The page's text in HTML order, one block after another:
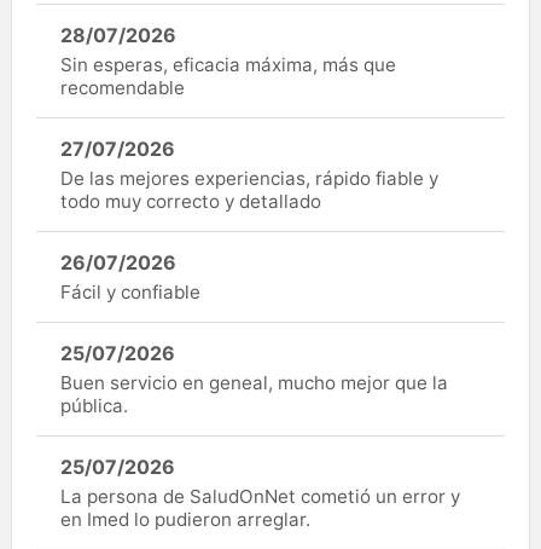
28/07/2026
Sin esperas, eficacia máxima, más que
recomendable
27/07/2026
De las mejores experiencias, rápido fiable y
todo muy correcto y detallado
26/07/2026
Fácil y confiable
25/07/2026
Buen servicio en geneal, mucho mejor que la
pública.
25/07/2026
La persona de SaludOnNet cometió un error y
en Imed lo pudieron arreglar.